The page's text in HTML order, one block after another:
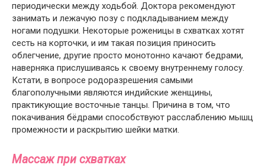
периодически между ходьбой. Доктора рекомендуют
занимать и лежачую позу с подкладыванием между
ногами подушки. Некоторые роженицы в схватках хотят
сесть на корточки, и им такая позиция приносить
облегчение, другие просто монотонно качают бедрами,
наверняка прислушиваясь к своему внутреннему голосу.
Кстати, в вопросе родоразрешения самыми
благополучными являются индийские женщины,
практикующие восточные танцы. Причина в том, что
покачивания бёдрами способствуют расслаблению мышц
промежности и раскрытию шейки матки.
Массаж при схватках